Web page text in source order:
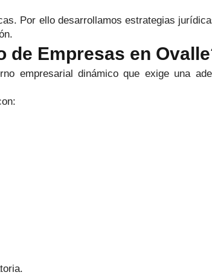
Por ello desarrollamos estrategias
de Empresas en
empresarial dinámico que exige una